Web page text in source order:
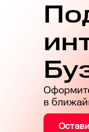
в